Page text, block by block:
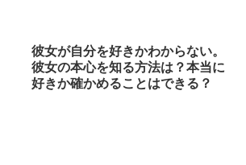
彼女が自分を好きかわからない。
彼女の本心を知る方法は？本当に
好きか確かめることはできる？